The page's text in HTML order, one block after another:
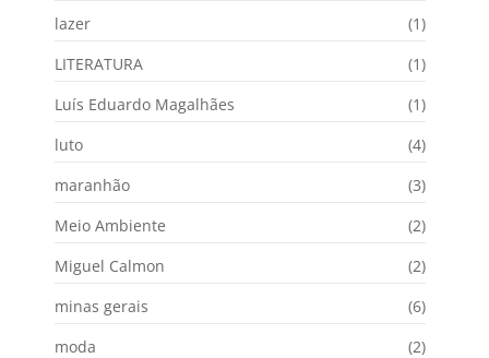
lazer
(1)
LITERATURA
(1)
Luís Eduardo Magalhães
(1)
luto
(4)
maranhão
(3)
Meio Ambiente
(2)
Miguel Calmon
(2)
minas gerais
(6)
moda
(2)